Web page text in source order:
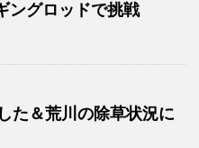
ングロッドで挑戦
た＆荒川の除草状況に